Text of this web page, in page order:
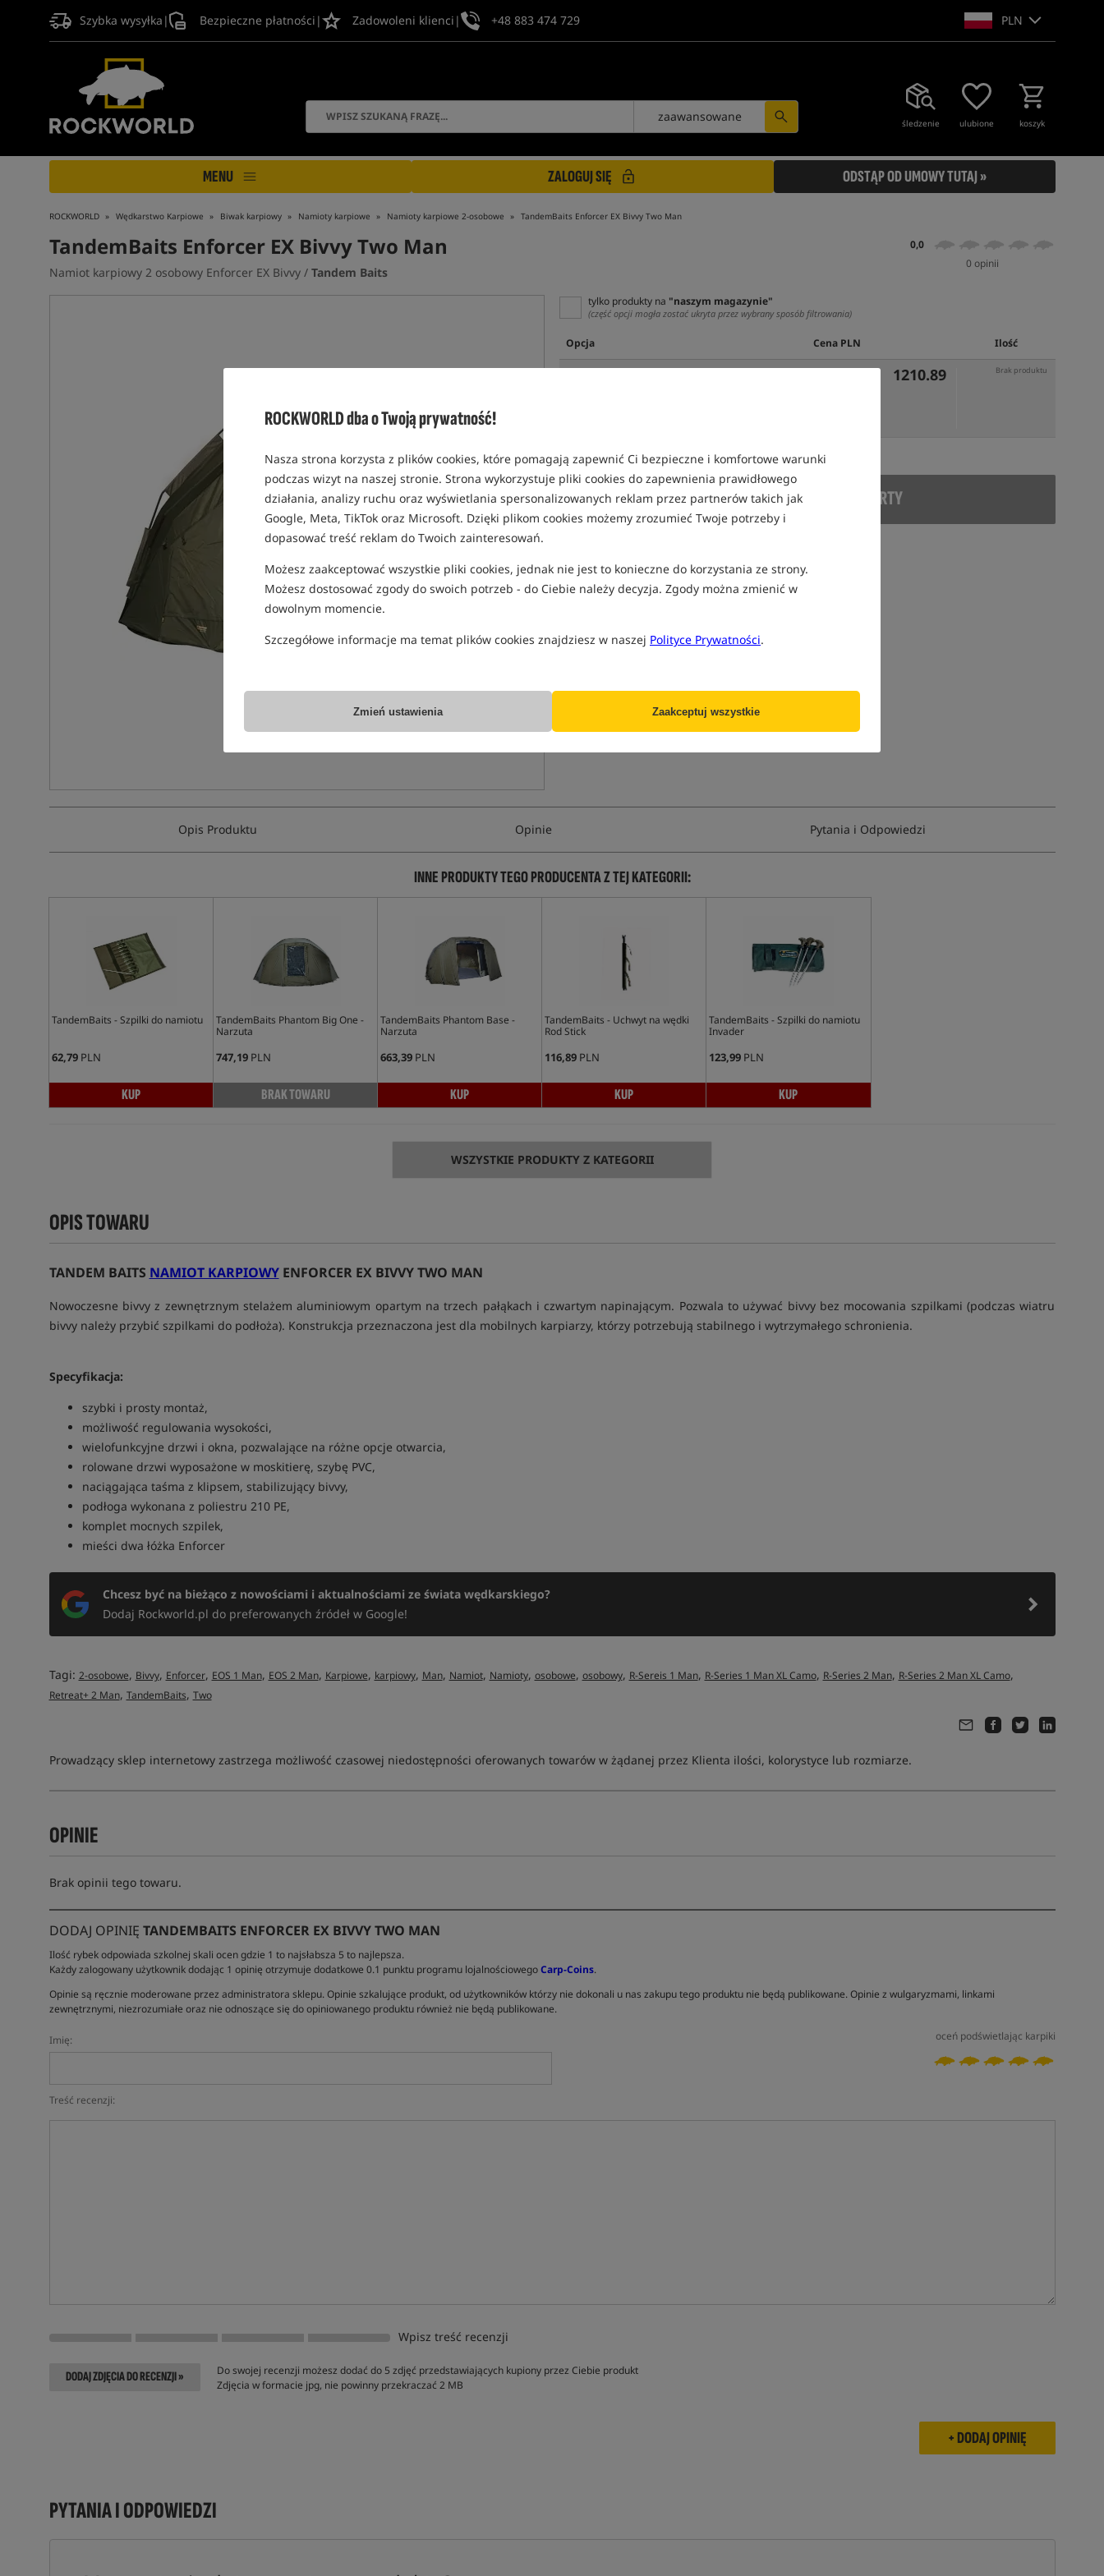
ROCKWORLD dba o Twoją prywatność!
Nasza strona korzysta z plików cookies, które pomagają zapewnić Ci bezpieczne i komfortowe warunki
podczas wizyt na naszej stronie. Strona wykorzystuje pliki cookies do zapewnienia prawidłowego
działania, analizy ruchu oraz wyświetlania spersonalizowanych reklam przez partnerów takich jak
Google, Meta, TikTok oraz Microsoft. Dzięki plikom cookies możemy zrozumieć Twoje potrzeby i
dopasować treść reklam do Twoich zainteresowań.
Możesz zaakceptować wszystkie pliki cookies, jednak nie jest to konieczne do korzystania ze strony.
Możesz dostosować zgody do swoich potrzeb - do Ciebie należy decyzja. Zgody można zmienić w
dowolnym momencie.
Szczegółowe informacje ma temat plików cookies znajdziesz w naszej Polityce Prywatności.
Zmień ustawienia Zaakceptuj wszystkie
Szybka wysyłka | Bezpieczne płatności | Zadowoleni klienci | +48 883 474 729 PLN
śledzenie ulubione koszyk
zaawansowane
MENU ZALOGUJ SIĘ ODSTĄP OD UMOWY TUTAJ »
ROCKWORLD Wędkarstwo Karpiowe Biwak karpiowy Namioty karpiowe Namioty karpiowe 2-osobowe TandemBaits Enforcer EX Bivvy Two Man
TandemBaits Enforcer EX Bivvy Two Man
Namiot karpiowy 2 osobowy Enforcer EX Bivvy / Tandem Baits
0,0
0 opinii
tylko produkty na "naszym magazynie"
(część opcji mogła zostać ukryta przez wybrany sposób filtrowania)
Opcja Cena PLN Ilość
1210.89 Brak produktu
PRODUKT WYCOFANY Z OFERTY
Opis Produktu Opinie Pytania i Odpowiedzi
INNE PRODUKTY TEGO PRODUCENTA Z TEJ KATEGORII:
TandemBaits - Szpilki do namiotu
62,79PLN
KUP
TandemBaits Phantom Big One -
Narzuta
747,19PLN
BRAK TOWARU
TandemBaits Phantom Base -
Narzuta
663,39PLN
KUP
TandemBaits - Uchwyt na wędki
Rod Stick
116,89PLN
KUP
TandemBaits - Szpilki do namiotu
Invader
123,99PLN
KUP
WSZYSTKIE PRODUKTY Z KATEGORII
OPIS TOWARU
TANDEM BAITS NAMIOT KARPIOWYENFORCER EX BIVVY TWO MAN
Nowoczesne bivvy z zewnętrznym stelażem aluminiowym opartym na trzech pałąkach i czwartym napinającym. Pozwala to używać bivvy bez mocowania szpilkami (podczas wiatru
bivvy należy przybić szpilkami do podłoża). Konstrukcja przeznaczona jest dla mobilnych karpiarzy, którzy potrzebują stabilnego i wytrzymałego schronienia.
Specyfikacja:
szybki i prosty montaż,
możliwość regulowania wysokości,
wielofunkcyjne drzwi i okna, pozwalające na różne opcje otwarcia,
rolowane drzwi wyposażone w moskitierę, szybę PVC,
naciągająca taśma z klipsem, stabilizujący bivvy,
podłoga wykonana z poliestru 210 PE,
komplet mocnych szpilek,
mieści dwa łóżka Enforcer
Chcesz być na bieżąco z nowościami i aktualnościami ze świata wędkarskiego?
Dodaj Rockworld.pl do preferowanych źródeł w Google!
Tagi: 2-osobowe, Bivvy, Enforcer, EOS 1 Man, EOS 2 Man, Karpiowe, karpiowy, Man, Namiot, Namioty, osobowe, osobowy, R-Sereis 1 Man, R-Series 1 Man XL Camo, R-Series 2 Man, R-Series 2 Man XL Camo,
Retreat+ 2 Man, TandemBaits, Two
Prowadzący sklep internetowy zastrzega możliwość czasowej niedostępności oferowanych towarów w żądanej przez Klienta ilości, kolorystyce lub rozmiarze.
OPINIE
Brak opinii tego towaru.
DODAJ OPINIĘ TANDEMBAITS ENFORCER EX BIVVY TWO MAN
Ilość rybek odpowiada szkolnej skali ocen gdzie 1 to najsłabsza 5 to najlepsza.
Każdy zalogowany użytkownik dodając 1 opinię otrzymuje dodatkowe 0.1 punktu programu lojalnościowegoCarp-Coins.
Opinie są ręcznie moderowane przez administratora sklepu. Opinie szkalujące produkt, od użytkowników którzy nie dokonali u nas zakupu tego produktu nie będą publikowane. Opinie z wulgaryzmami, linkami
zewnętrznymi, niezrozumiałe oraz nie odnoszące się do opiniowanego produktu również nie będą publikowane.
oceń podświetlając karpiki
Imię:
Treść recenzji:
Wpisz treść recenzji
DODAJ ZDJĘCIA DO RECENZJI »
Do swojej recenzji możesz dodać do 5 zdjęć przedstawiających kupiony przez Ciebie produkt
Zdjęcia w formacie jpg, nie powinny przekraczać 2 MB
PYTANIA I ODPOWIEDZI